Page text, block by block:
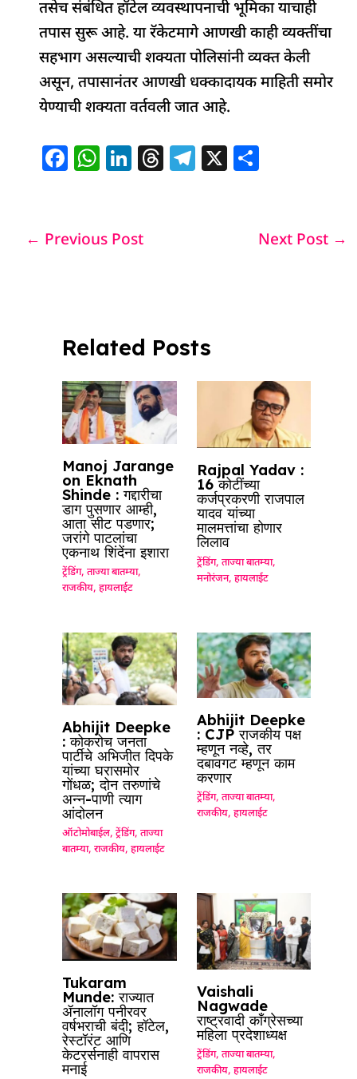
तसेच संबंधित हॉटेल व्यवस्थापनाची भूमिका याचाही
तपास सुरू आहे. या रॅकेटमागे आणखी काही व्यक्तींचा
सहभाग असल्याची शक्यता पोलिसांनी व्यक्त केली
असून, तपासानंतर आणखी धक्कादायक माहिती समोर
येण्याची शक्यता वर्तवली जात आहे.
F
e
k
W
s
Li
e
T T X
e
← Previous Post Next Post →
Related Posts
Manoj Jarange
on Eknath
Shinde : गद्दारीचा
डाग पुसणार आम्ही,
आता सीट पडणार;
जरांगे पाटलांचा
एकनाथ शिंदेंना इशारा
ट्रेंडिंग,ताज्या बातम्या,
राजकीय,हायलाईट
Rajpal Yadav :
16 कोटींच्या
कर्जप्रकरणी राजपाल
यादव यांच्या
मालमत्तांचा होणार
लिलाव
ट्रेंडिंग, ताज्या बातम्या,
मनोरंजन, हायलाईट
Abhijit Deepke
: कोकरोच जनता
पार्टीचे अभिजीत दिपके
यांच्या घरासमोर
गोंधळ; दोन तरुणांचे
अन्न-पाणी त्याग
आंदोलन
ऑटोमोबाईल,ट्रेंडिंग,ताज्या
बातम्या,राजकीय,हायलाईट
Abhijit Deepke
: CJP राजकीय पक्ष
म्हणून नव्हे, तर
दबावगट म्हणून काम
करणार
ट्रेंडिंग, ताज्या बातम्या,
राजकीय, हायलाईट
Tukaram
Munde: राज्यात
ॲनालॉग पनीरवर
वर्षभराची बंदी; हॉटेल,
रेस्टॉरंट आणि
केटरर्सनाही वापरास
मनाई
Vaishali
Nagwade
राष्ट्रवादी काँग्रेसच्या
महिला प्रदेशाध्यक्ष
ट्रेंडिंग, ताज्या बातम्या,
राजकीय, हायलाईट